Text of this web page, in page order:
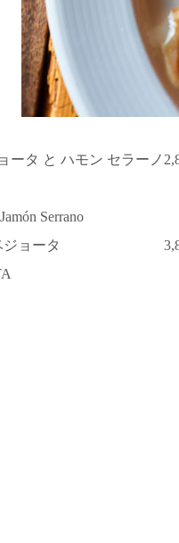
ータ と ハモン セラーノ
Serrano
ョータ